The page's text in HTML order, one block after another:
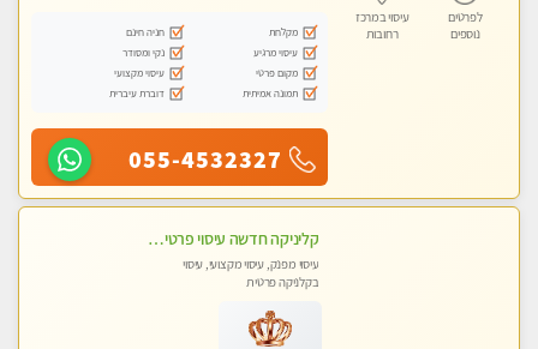
לפרטים
נוספים
עיסוי במרכז
רחובות
מקלחת
חניה חינם
עיסוי מרגיע
נקי ומסודר
מקום פרטי
עיסוי מקצועי
תמונה אמיתית
דוברת עיברית
055-4532327
קליניקה חדשה עיסוי פרטי ומיוחד על ידי מגע קסם איכותי
עיסוי מפנק, עיסוי מקצועי, עיסוי
בקלניקה פרטית